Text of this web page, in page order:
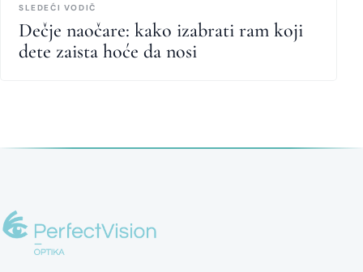
SLEDEĆI VODIČ
Dečje naočare: kako izabrati ram koji
dete zaista hoće da nosi